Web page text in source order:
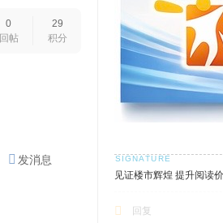
0
回帖
29
积分
发消息
见证楼市辉煌 提升阅读
回复